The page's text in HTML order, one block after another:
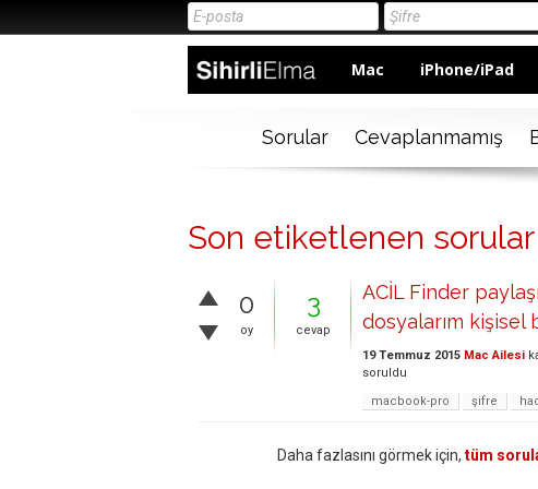
Mac iPhone/iPad
Sorular Cevaplanmamış
Son etiketlenen
0
oy
3
cevap
ACİL Finder
dosyalarım
19 Temmuz 2015 Mac Ailesi
soruldu
macbook-pro
şifre
Daha fazlasını görmek için, tüm